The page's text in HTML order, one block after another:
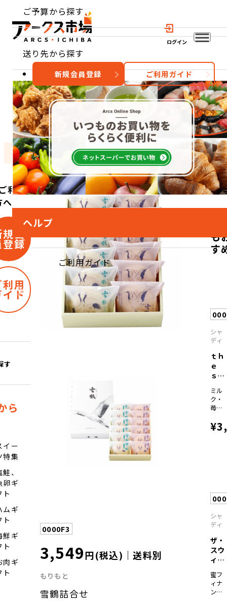
ログイン
ご予算から探す
送り先から探す
ヘルプ
ご利用ガイド
新規会員登録 ご利用ガイド
おすすめ 特集 カテゴリー
利用
へ
会
登録
用
ド
す
ら
イー
特集
、
卵ギ
ト
ムギ
ト
鮮ギ
ト
肉ギ
ト
0000F3
3,549円(税込)｜送料別
もりもと
雪鶴詰合せ
も
す
シャ
ディ
ｔｈ
ｅ
ｓｗ
ｔ...
ミル
ク・
苺・
×各
16
シャ
ディ
ザ・
スウ
ィー
ツ
蜜...
蜜フ
ィナ
ンシ